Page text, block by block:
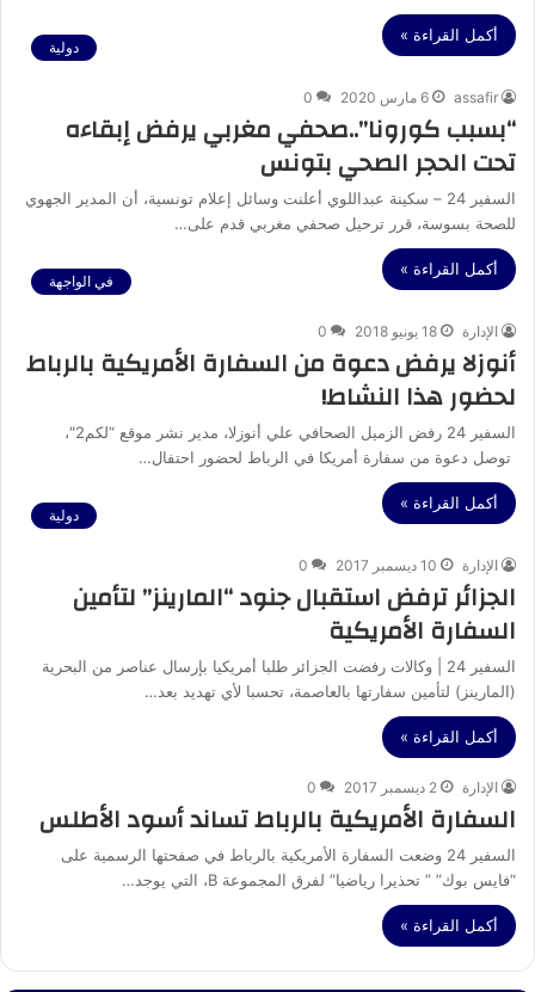
أكمل القراءة »
دولية
assafir 6 مارس 2020 0
“بسبب كورونا”..صحفي مغربي يرفض إبقاءه
تحت الحجر الصحي بتونس
السفير 24 – سكينة عبداللوي أعلنت وسائل إعلام تونسية، أن المدير الجهوي
للصحة بسوسة، قرر ترحيل صحفي مغربي قدم على…
أكمل القراءة »
في الواجهة
الإدارة 18 يونيو 2018 0
أنوزلا يرفض دعوة من السفارة الأمريكية بالرباط
لحضور هذا النشاط!
السفير 24 رفض الزميل الصحافي علي أنوزلا، مدير نشر موقع “لكم2″،
توصل دعوة من سفارة أمريكا في الرباط لحضور احتفال…
أكمل القراءة »
دولية
الإدارة 10 ديسمبر 2017 0
الجزائر ترفض استقبال جنود “المارينز” لتأمين
السفارة الأمريكية
السفير 24 | وكالات رفضت الجزائر طلبا أمريكيا بإرسال عناصر من البحرية
(المارينز) لتأمين سفارتها بالعاصمة، تحسبا لأي تهديد بعد…
أكمل القراءة »
الإدارة 2 ديسمبر 2017 0
السفارة الأمريكية بالرباط تساند أسود الأطلس
السفير 24 وضعت السفارة الأمريكية بالرباط في صفحتها الرسمية على
“فايس بوك” ” تحذيرا رياضيا” لفرق المجموعة B، التي يوجد…
أكمل القراءة »